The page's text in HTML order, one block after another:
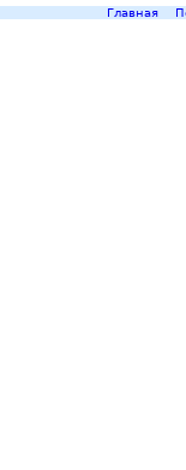
Главная